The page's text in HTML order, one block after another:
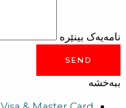
نامەیەک بینێرە
SEND
ببەخشە